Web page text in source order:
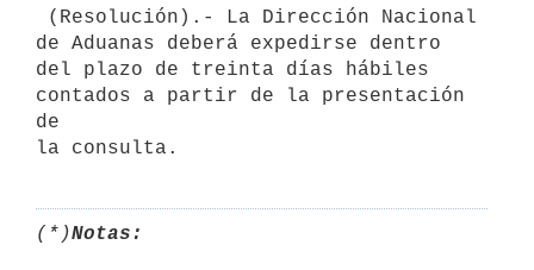
de Aduanas deberá expedirse dentro
del plazo de treinta días hábiles
contados a partir de la presentación
de
(*)Notas: